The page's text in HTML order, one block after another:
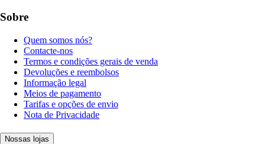
Sobre
Quem somos nós?
Contacte-nos
Termos e condições gerais de venda
Devoluções e reembolsos
Informação legal
Meios de pagamento
Tarifas e opções de envio
Nota de Privacidade
Nossas lojas